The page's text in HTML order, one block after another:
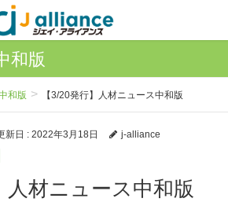
和版
和版 【3/20発行】人材ニュース中和版
新日 : 2022年3月18日
j-alliance
】人材ニュース中和版